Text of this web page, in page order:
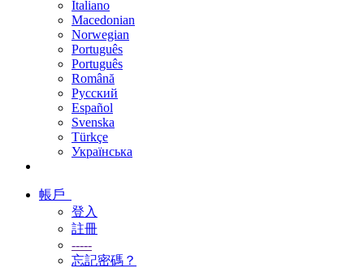
Italiano
Macedonian
Norwegian
Português
Português
Română
Русский
Español
Svenska
Türkçe
Українська
帳戶
登入
註冊
-----
忘記密碼？